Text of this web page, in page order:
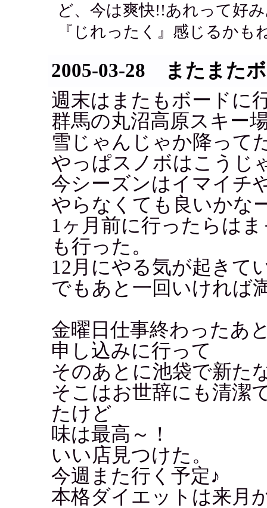
ど、今は爽快!!あれって好
『じれったく』感じるかも
2005-03-28 またまた
週末はまたもボードに
群馬の丸沼高原スキー
雪じゃんじゃか降って
やっぱスノボはこうじ
今シーズンはイマイチ
やらなくても良いかな
1ヶ月前に行ったらは
も行った。
12月にやる気が起きて
でもあと一回いければ
金曜日仕事終わったあ
申し込みに行って
そのあとに池袋で新た
そこはお世辞にも清潔
たけど
味は最高～！
いい店見つけた。
今週また行く予定♪
本格ダイエットは来月